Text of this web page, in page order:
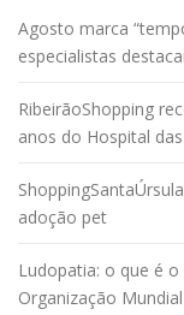
Agosto marca
especialistas
RibeirãoShopping
anos do Hospital
adoção pet
Ludopatia: o que é
Organização